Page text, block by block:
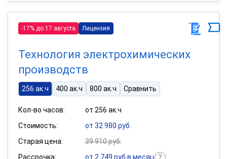
-17% до 17 августа Лицензия
Технология электрохимических
производств
256 ак.ч 400 ак.ч 800 ак.ч Сравнить
Кол-во часов:
от 256 ак.ч
Стоимость:
от 32 980 руб.
Старая цена:
39 910 руб.
Рассрочка:
от 2 749 руб в месяц